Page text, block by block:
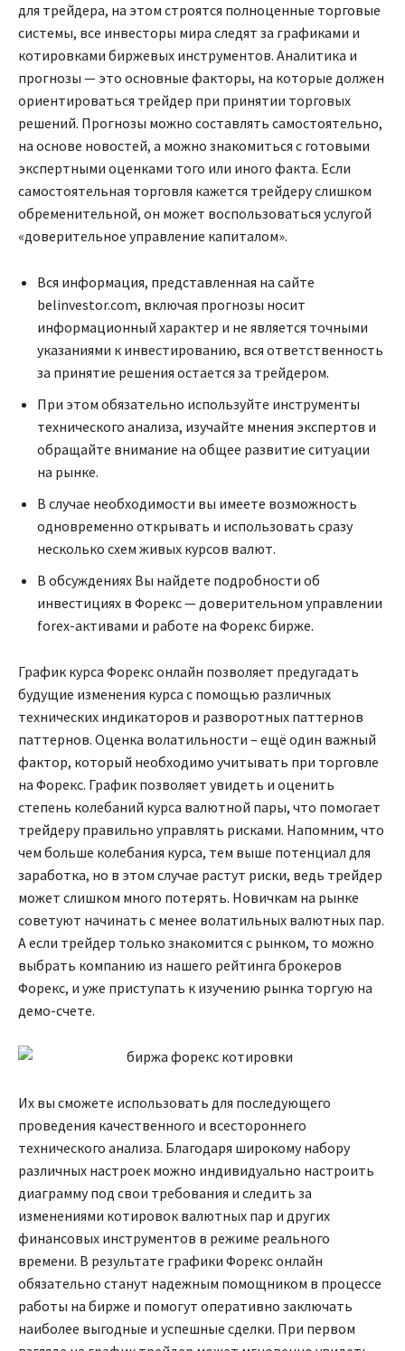
для трейдера, на этом строятся полноценные торговые
системы, все инвесторы мира следят за графиками и
котировками биржевых инструментов. Аналитика и
прогнозы — это основные факторы, на которые должен
ориентироваться трейдер при принятии торговых
решений. Прогнозы можно составлять самостоятельно,
на основе новостей, а можно знакомиться с готовыми
экспертными оценками того или иного факта. Если
самостоятельная торговля кажется трейдеру слишком
обременительной, он может воспользоваться услугой
«доверительное управление капиталом».
Вся информация, представленная на сайте
belinvestor.com, включая прогнозы носит
информационный характер и не является точными
указаниями к инвестированию, вся ответственность
за принятие решения остается за трейдером.
При этом обязательно используйте инструменты
технического анализа, изучайте мнения экспертов и
обращайте внимание на общее развитие ситуации
на рынке.
В случае необходимости вы имеете возможность
одновременно открывать и использовать сразу
несколько схем живых курсов валют.
В обсуждениях Вы найдете подробности об
инвестициях в Форекс — доверительном управлении
forex-активами и работе на Форекс бирже.
График курса Форекс онлайн позволяет предугадать
будущие изменения курса с помощью различных
технических индикаторов и разворотных паттернов
паттернов. Оценка волатильности – ещё один важный
фактор, который необходимо учитывать при торговле
на Форекс. График позволяет увидеть и оценить
степень колебаний курса валютной пары, что помогает
трейдеру правильно управлять рисками. Напомним, что
чем больше колебания курса, тем выше потенциал для
заработка, но в этом случае растут риски, ведь трейдер
может слишком много потерять. Новичкам на рынке
советуют начинать с менее волатильных валютных пар.
А если трейдер только знакомится с рынком, то можно
выбрать компанию из нашего рейтинга брокеров
Форекс, и уже приступать к изучению рынка торгую на
демо-счете.
Их вы сможете использовать для последующего
проведения качественного и всестороннего
технического анализа. Благодаря широкому набору
различных настроек можно индивидуально настроить
диаграмму под свои требования и следить за
изменениями котировок валютных пар и других
финансовых инструментов в режиме реального
времени. В результате графики Форекс онлайн
обязательно станут надежным помощником в процессе
работы на бирже и помогут оперативно заключать
наиболее выгодные и успешные сделки. При первом